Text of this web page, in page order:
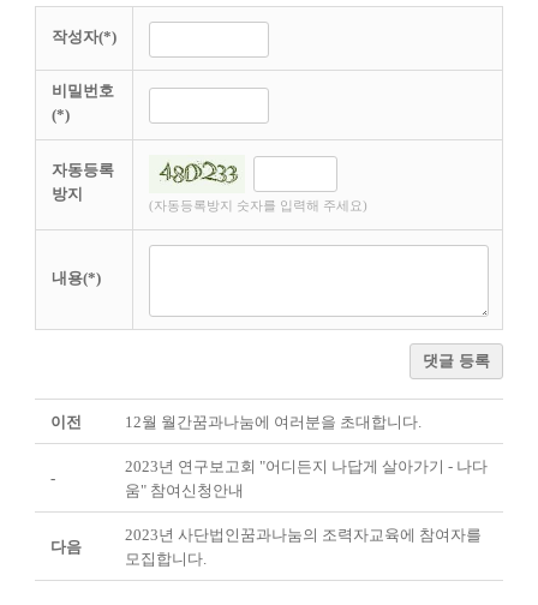
작성자(*)
비밀번호
(*)
자동등록
방지
(자동등록방지 숫자를 입력해 주세요)
내용(*)
댓글 등록
이전 12월 월간꿈과나눔에 여러분을 초대합니다.
-
2023년 연구보고회 "어디든지 나답게 살아가기 - 나다
움" 참여신청안내
다음
2023년 사단법인꿈과나눔의 조력자교육에 참여자를
모집합니다.